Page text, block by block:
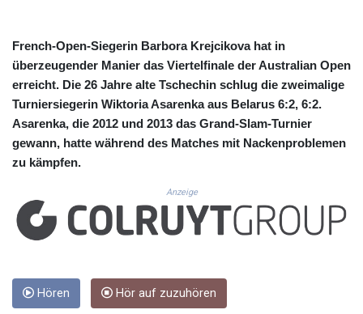
CVE 110.26363
CZK 24.258158
DJF 205.267449
DKK 7.477932
DOP 67.289164
DZD 152.967099
EGP 57.293288
FJD 2.553384
FKP 0.8566
GBP 0.856968
GHS 13.526832
GIP 0.8566
French-Open-Siegerin Barbora Krejcikova hat in
überzeugender Manier das Viertelfinale der Australian Open
erreicht. Die 26 Jahre alte Tschechin schlug die zweimalige
Turniersiegerin Wiktoria Asarenka aus Belarus 6:2, 6:2.
Asarenka, die 2012 und 2013 das Grand-Slam-Turnier
gewann, hatte während des Matches mit Nackenproblemen
zu kämpfen.
Anzeige
Hören Hör auf zuzuhören